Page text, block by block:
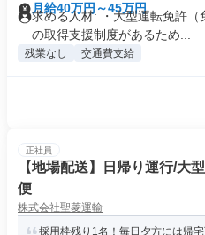
月給40万円～45万円
求める人材: ・大型運転免許
の取得支援制度があるため...
残業なし 交通費支給
正社員
【地場配送】日帰り運行/大
便
株式会社聖菱運輸
採用枠残り1名！毎日夕方には帰